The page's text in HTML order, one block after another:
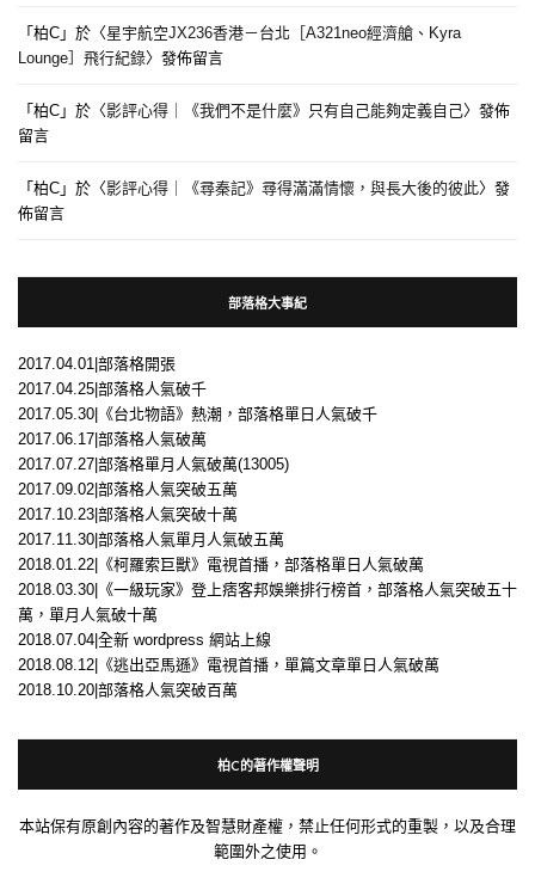
「 柏C 」於〈星宇航空JX236香港－台北［A321neo經濟艙、Kyra
Lounge］飛行紀錄〉發佈留言
「 柏C 」於〈影評心得｜《我們不是什麼》只有自己能夠定義自己〉發佈
留言
「 柏C 」於〈影評心得｜《尋秦記》尋得滿滿情懷，與長大後的彼此〉發
佈留言
部落格大事紀
2017.04.01|部落格開張
2017.04.25|部落格人氣破千
2017.05.30|《台北物語》熱潮，部落格單日人氣破千
2017.06.17|部落格人氣破萬
2017.07.27|部落格單月人氣破萬(13005)
2017.09.02|部落格人氣突破五萬
2017.10.23|部落格人氣突破十萬
2017.11.30|部落格人氣單月人氣破五萬
2018.01.22|《柯羅索巨獸》電視首播，部落格單日人氣破萬
2018.03.30|《一級玩家》登上痞客邦娛樂排行榜首，部落格人氣突破五十
萬，單月人氣破十萬
2018.07.04|全新 wordpress 網站上線
2018.08.12|《逃出亞馬遜》電視首播，單篇文章單日人氣破萬
2018.10.20|部落格人氣突破百萬
柏C的著作權聲明
本站保有原創內容的著作及智慧財產權，禁止任何形式的重製，以及合理
範圍外之使用。